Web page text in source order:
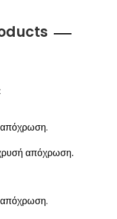
απόχρωση.